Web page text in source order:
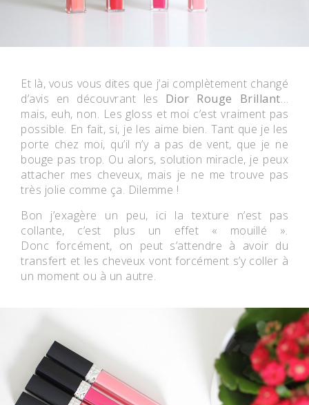
Et là, vous vous dites que j’ai complètement changé
d’avis en découvrant les Dior Rouge Brillant…
mais, euh, non. Les gloss et moi c’est vraiment pas
possible. En fait, si, je les aime bien. Tant que je les
porte chez moi, qu’il n’y a pas de vent, que je ne
bouge pas trop. Ou alors, solution miracle, je peux
attacher mes cheveux, mais je ne me trouve pas
très jolie comme ça. Dilemme !
Bon j’exagère un peu, ici la texture n’est pas
collante, c’est plus un effet « mouillé ».
Donc forcément, on peut s’attendre à avoir du
transfert et les cheveux vont forcément s’y coller à
un moment ou à un autre.